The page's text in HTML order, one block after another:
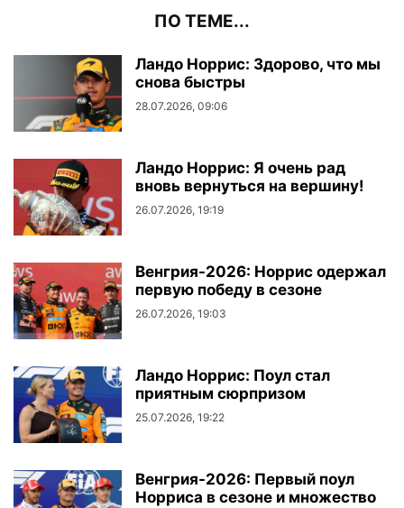
ПО ТЕМЕ...
Ландо Норрис: Здорово, что мы
снова быстры
28.07.2026, 09:06
Ландо Норрис: Я очень рад
вновь вернуться на вершину!
26.07.2026, 19:19
Венгрия-2026: Норрис одержал
первую победу в сезоне
26.07.2026, 19:03
Ландо Норрис: Поул стал
приятным сюрпризом
25.07.2026, 19:22
Венгрия-2026: Первый поул
Норриса в сезоне и множество